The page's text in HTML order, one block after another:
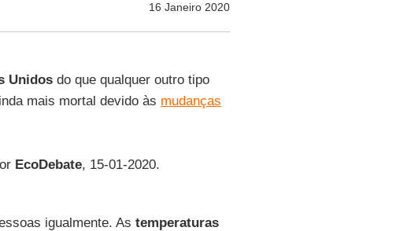
16 Janeiro 2020
Unidosdo que qualquer outro tipo
mais mortal devido às mudanças
EcoDebate, 15-01-2020.
igualmente. As temperaturas